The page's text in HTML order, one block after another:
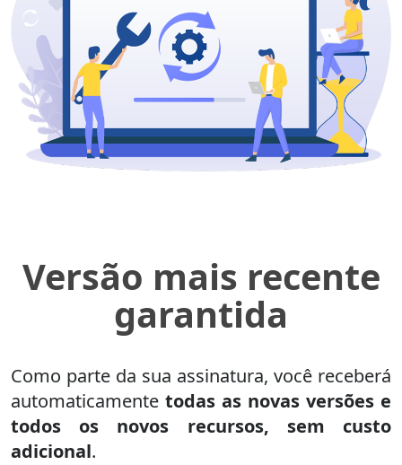
Versão mais recente
garantida
Como parte da sua assinatura, você receberá
automaticamente todas as novas versões e
todos os novos recursos, sem custo
adicional.